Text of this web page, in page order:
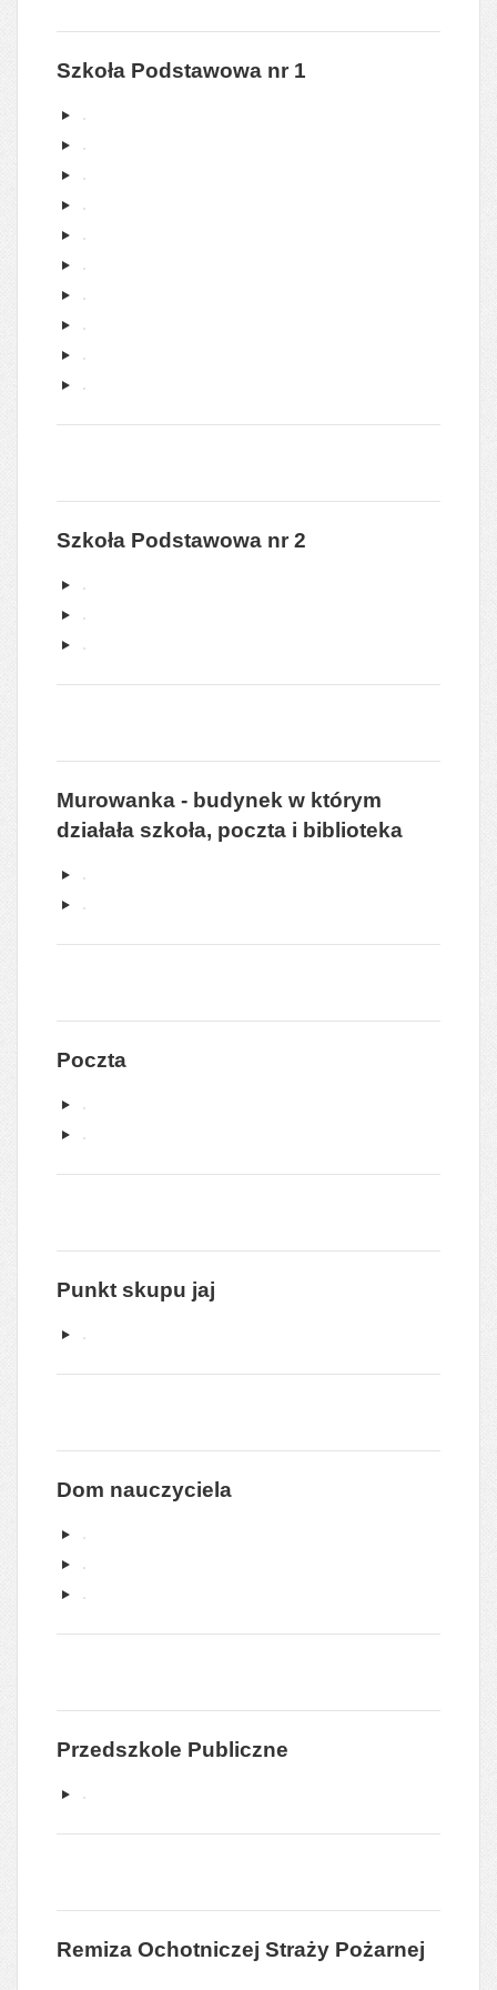
Szkoła Podstawowa nr 1
Szkoła Podstawowa nr 2
Murowanka - budynek w którym
działała szkoła, poczta i biblioteka
Poczta
Punkt skupu jaj
Dom nauczyciela
Przedszkole Publiczne
Remiza Ochotniczej Straży Pożarnej